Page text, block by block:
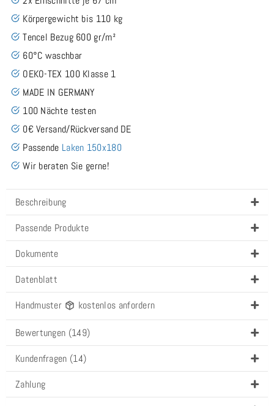
Körpergewicht bis 110 kg
Tencel Bezug 600 gr/m²
60°C waschbar
OEKO-TEX 100 Klasse 1
MADE IN GERMANY
100 Nächte testen
0€ Versand/Rückversand DE
Passende Laken 150x180
Wir beraten Sie gerne!
Beschreibung
Passende Produkte
Dokumente
Datenblatt
Handmuster kostenlos anfordern
Bewertungen (149)
Kundenfragen (14)
Zahlung